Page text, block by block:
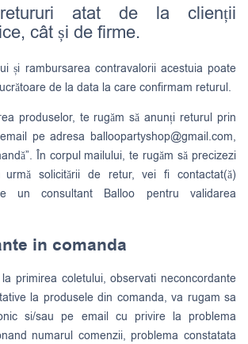
retururi atat de la clienții
cât și de firme.
și rambursarea contravalorii acestuia poate
de la data la care confirmam returul.
produselor, te rugăm să anunți returul prin
pe adresa balloopartyshop@gmail.com,
În corpul mailului, te rugăm să precizezi
solicitării de retur, vei fi contactat(ă)
un consultant Balloo pentru validarea
in comanda
primirea coletului, observati neconcordante
la produsele din comanda, va rugam sa
si/sau pe email cu privire la problema
numarul comenzii, problema constatata